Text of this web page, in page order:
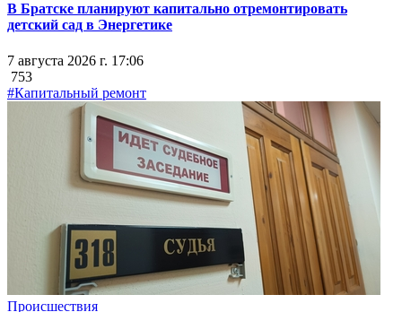
В Братске планируют капитально отремонтировать
детский сад в Энергетике
7 августа 2026 г. 17:06
753
#Капитальный ремонт
Происшествия